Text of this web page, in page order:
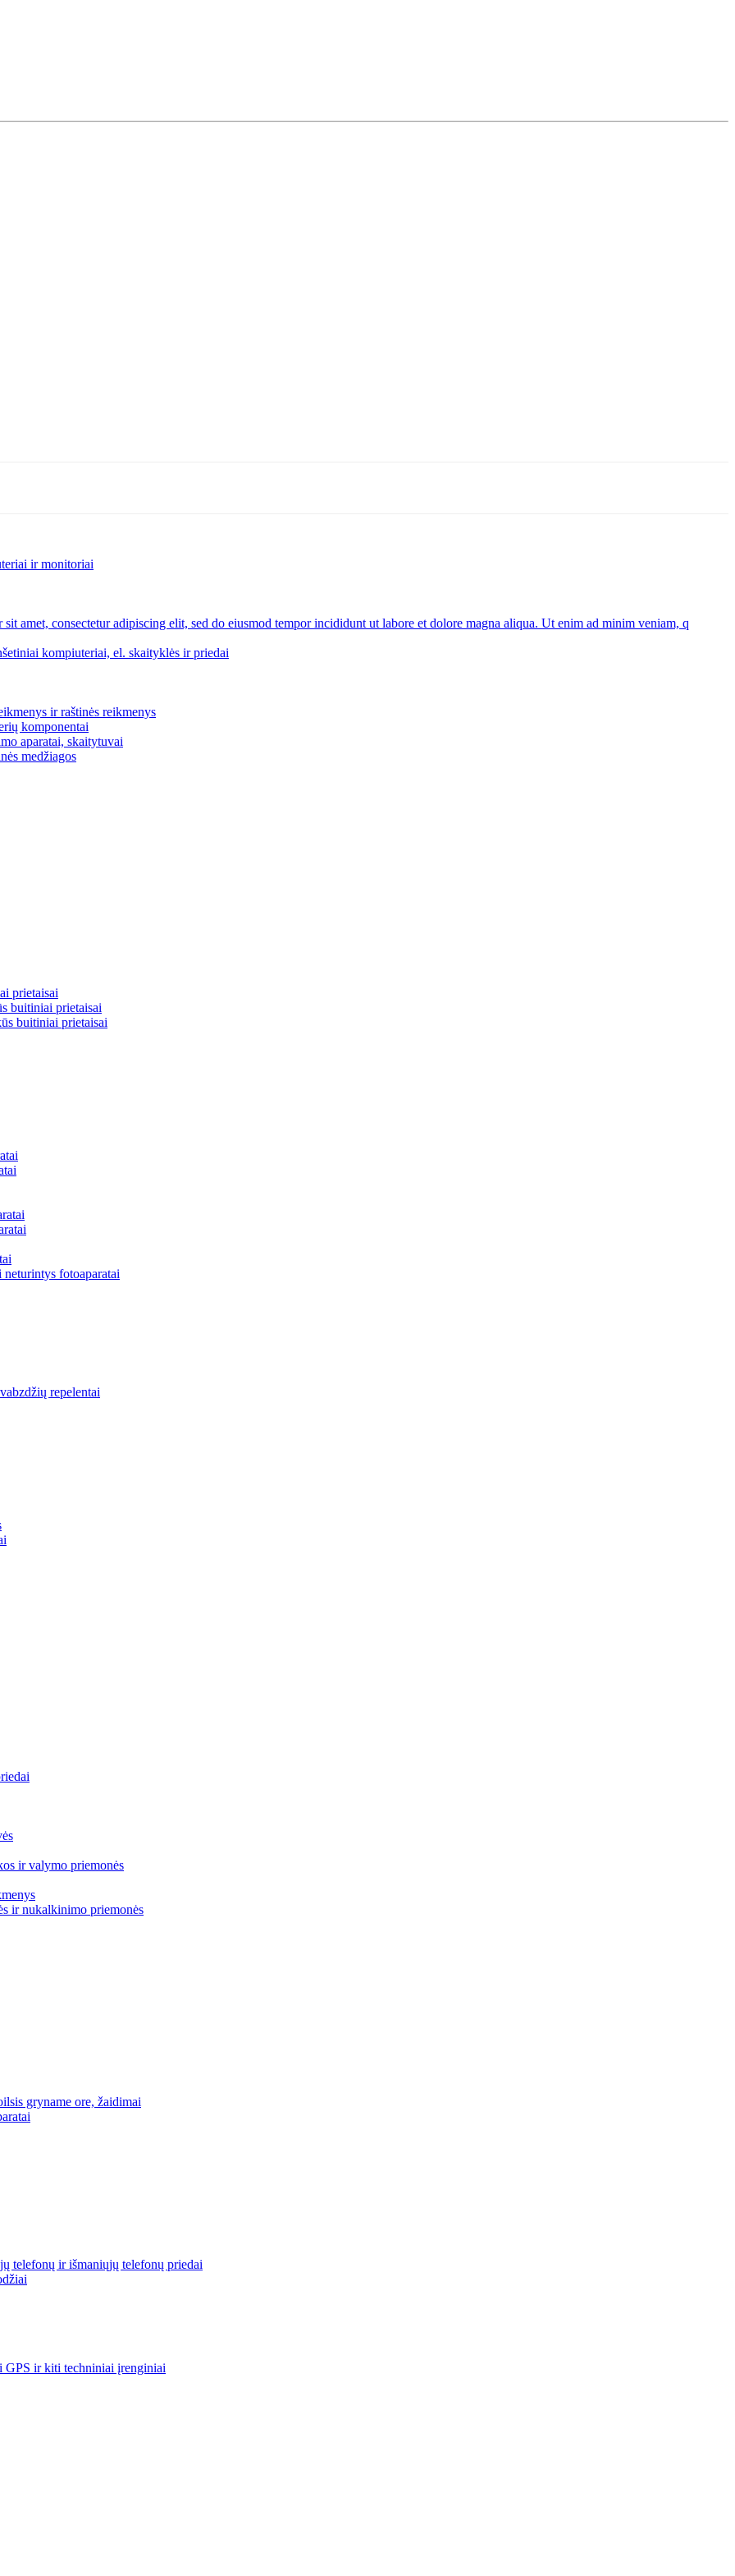
ir monitoriai
kompiuteriai, el. skaityklės ir priedai
ir raštinės reikmenys
komponentai
aparatai, skaitytuvai
medžiagos
prietaisai
buitiniai prietaisai
buitiniai prietaisai
fotoaparatai
repelentai
ir valymo priemonės
ir nukalkinimo priemonės
gryname ore, žaidimai
telefonų ir išmaniųjų telefonų priedai
GPS ir kiti techniniai įrenginiai